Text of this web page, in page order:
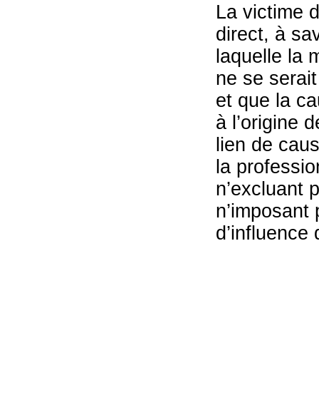
La victime
direct, à
laquelle la
ne se
et que la
à l’origine
lien de
la
n’excluant
n’imposant